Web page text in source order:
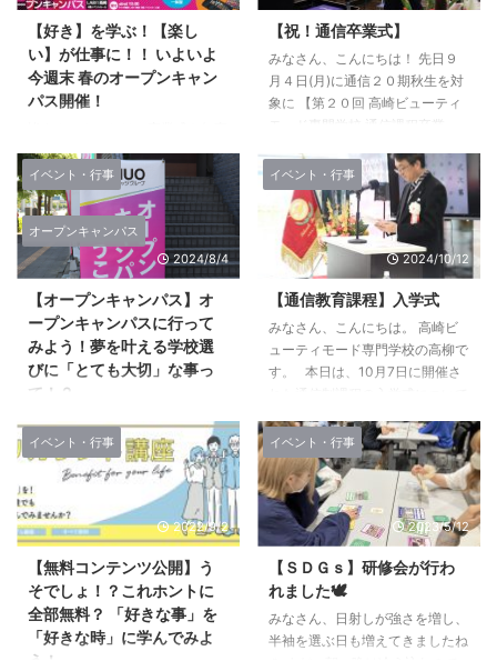
【好き】を学ぶ！【楽し
い】が仕事に！！ いよいよ
今週末 春のオープンキャン
パス開催！
に終わり、桜の花が咲くこ
ろ・・・ いよいよ、新しい年に
なり進級する人・・・ 新たな道
に進む人・・・より高度な分野へ
進学する人.etc さまざまな道を選
び決断し、期待を胸に抱きながら
春休みを過ごしている人も多いん
じゃないでしょうか？！ 春のオ
ープンキャンパス開催！ そんな
春休みの真っ只中 高崎ビューテ
ィモード専門学校「春のオープン
キャンパス」が 今週末の土曜日
LABI1高崎4Ｆイベントホールに
て開催されます！ 「美容」に興
味はあるけど、自分には向いてい
るんだろうか？ 美容へ ...
【祝！通信卒業式】
みなさん、こんにちは！ 先日９
月４日(月)に通信２０期秋生を対
象に 【第２０回 高崎ビューティ
モード専門学校 通信課程卒業
通信課程は、サロンで働きながら
3年間本校に通い、教育センター
への課題提出をこなして、 美容
師国家資格取得を目指します。
仕事と学校の両立をするのは、本
当に大変だったと思います(>_<)
楽しいときも、もちろんあります
が、時には挫けそうになるときも
あります。。。 そんなとき、タ
カビ教職員や仲間たちと支え合
イベント・行事
オープンキャンパス
2024/8/4
【オープンキャンパス】オ
ープンキャンパスに行って
みよう！夢を叶える学校選
びに「とても大切」な事っ
て！？
り。。。いや、いつも以上に暑い
季節ですが体調の方はどうです
か？ 水分補給は勿論のこと、塩
分もとって熱中症には気を付けま
しょうね！お互い((´∀｀))
ーティモード専門学校【タカビ】
オープンキャンパス Memories
movie 本日紹介するのは高崎ビュ
ーティモード専門【タカビ】のオ
イベント・行事
2024/10/12
【通信教育課程】入学式
みなさん、こんにちは。 高崎ビ
ューティモード専門学校の高柳で
す。 本日は、10月7日に開催さ
の新しい生徒を迎えることがで
き、とても嬉しいかぎりです。
通信課程は、時間や場所に縛られ
ず対面とオンラインの両立をしな
がら自分のペースで学んで美容師
国家資格を目指せる点が大きな魅
力です。 しかし、通信制だから
こそ、自己管理の重要性や自主的
な学習姿勢が求められることも忘
れてはなりません。 入学式で
イベント・行事
2022/9/2
【無料コンテンツ公開】う
そでしょ！？これホントに
全部無料？ 「好きな事」を
「好きな時」に学んでみよ
う！
イベント・行事
2023/5/12
【ＳＤＧｓ】研修会が行わ
れました🕊️
みなさん、日射しが強さを増し、
半袖を選ぶ日も増えてきましたね